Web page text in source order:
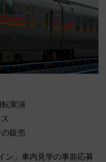
実演
販売
ン」車内見学の事前応募